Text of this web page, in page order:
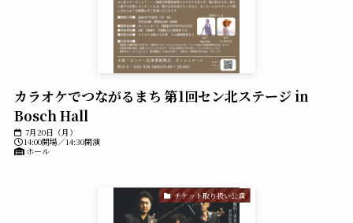
カラオケでつながるまち 第1回セン北ステージ in
Bosch Hall
7月20日（月）
14:00開場／14:30開演
ホール
チケット取り扱い公演